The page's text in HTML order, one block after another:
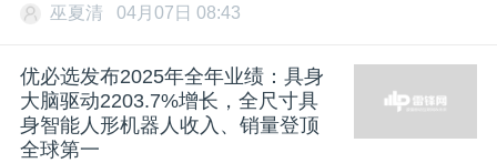
巫夏清 04月07日 08:43
优必选发布2025年全年业绩：具身
大脑驱动2203.7%增长，全尺寸具
身智能人形机器人收入、销量登顶
全球第一